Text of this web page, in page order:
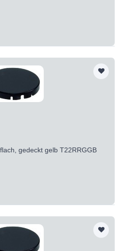
gedeckt gelb T22RRGGB